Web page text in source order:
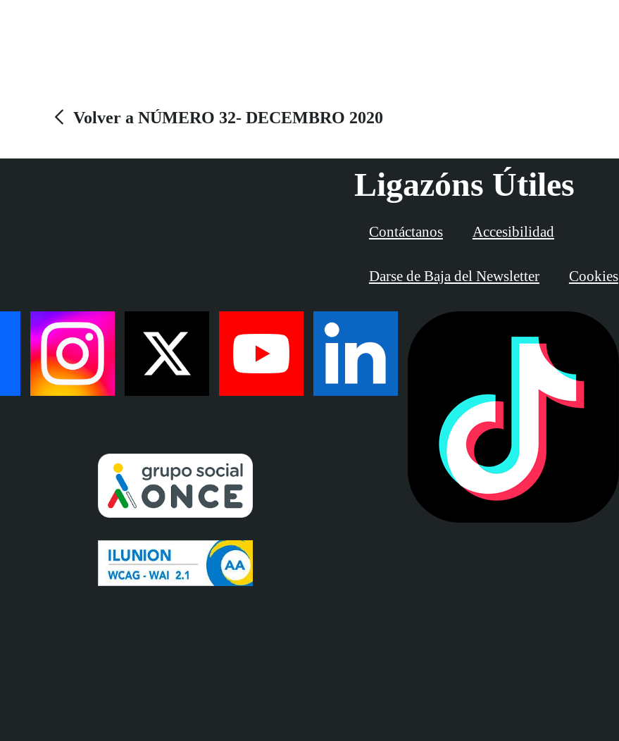
Volver a NÚMERO 32- DECEMBRO 2020
Ligazóns Útiles
Contáctanos Accesibilidad
Darse de Baja del Newsletter Cookies